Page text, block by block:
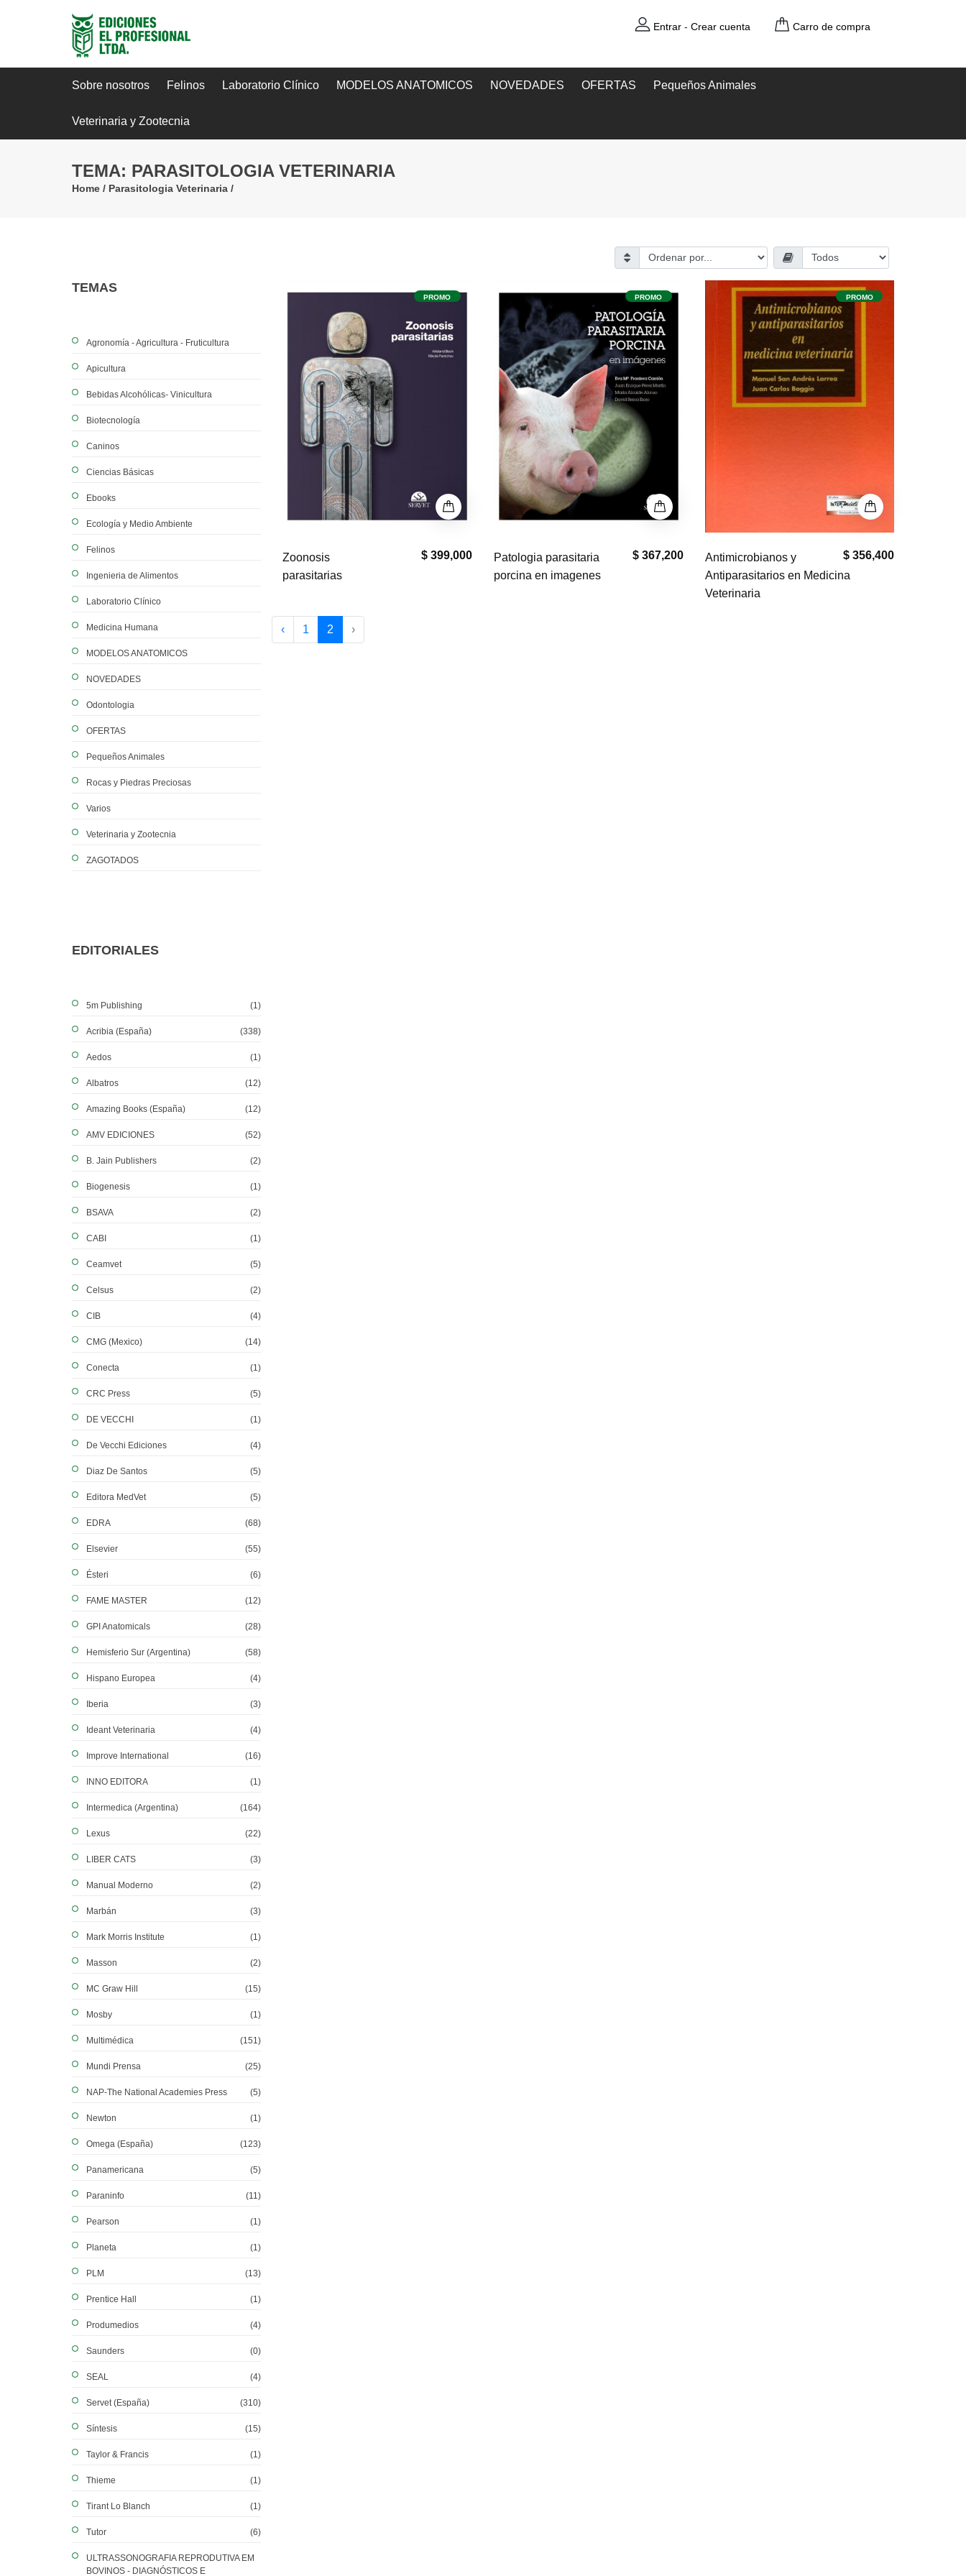
Entrar- Crear cuenta Carro de compra
Sobre nosotros Felinos Laboratorio Clínico MODELOS ANATOMICOS NOVEDADES OFERTAS Pequeños Animales
Veterinaria y Zootecnia
TEMA: PARASITOLOGIA VETERINARIA
Home/ Parasitologia Veterinaria/
TEMAS
Agronomía - Agricultura - Fruticultura
Apicultura
Bebidas Alcohólicas- Vinicultura
Biotecnología
Caninos
Ciencias Básicas
Ebooks
Ecología y Medio Ambiente
Felinos
Ingenieria de Alimentos
Laboratorio Clínico
Medicina Humana
MODELOS ANATOMICOS
NOVEDADES
Odontologia
OFERTAS
Pequeños Animales
Rocas y Piedras Preciosas
Varios
Veterinaria y Zootecnia
ZAGOTADOS
EDITORIALES
5m Publishing (1)
Acribia (España) (338)
Aedos (1)
Albatros (12)
Amazing Books (España) (12)
AMV EDICIONES (52)
B. Jain Publishers (2)
Biogenesis (1)
BSAVA (2)
CABI (1)
Ceamvet (5)
Celsus (2)
CIB (4)
CMG (Mexico) (14)
Conecta (1)
CRC Press (5)
DE VECCHI (1)
De Vecchi Ediciones (4)
Diaz De Santos (5)
Editora MedVet (5)
EDRA (68)
Elsevier (55)
Ésteri (6)
FAME MASTER (12)
GPI Anatomicals (28)
Hemisferio Sur (Argentina) (58)
Hispano Europea (4)
Iberia (3)
Ideant Veterinaria (4)
Improve International (16)
INNO EDITORA (1)
Intermedica (Argentina) (164)
Lexus (22)
LIBER CATS (3)
Manual Moderno (2)
Marbán (3)
Mark Morris Institute (1)
Masson (2)
MC Graw Hill (15)
Mosby (1)
Multimédica (151)
Mundi Prensa (25)
NAP-The National Academies Press (5)
Newton (1)
Omega (España) (123)
Panamericana (5)
Paraninfo (11)
Pearson (1)
Planeta (1)
PLM (13)
Prentice Hall (1)
Produmedios (4)
Saunders (0)
SEAL (4)
Servet (España) (310)
Síntesis (15)
Taylor & Francis (1)
Thieme (1)
Tirant Lo Blanch (1)
Tutor (6)
ULTRASSONOGRAFIA REPRODUTIVA EM
BOVINOS - DIAGNÓSTICOS E
PROMO
$ 399,000
Zoonosis
parasitarias
PROMO
$ 367,200
Patologia parasitaria
porcina en imagenes
PROMO
$ 356,400
Antimicrobianos y
Antiparasitarios en Medicina
Veterinaria
‹ 1 2 ›